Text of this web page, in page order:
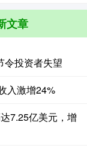
文章
令投资者失望
入激增24%
7.25亿美元，增